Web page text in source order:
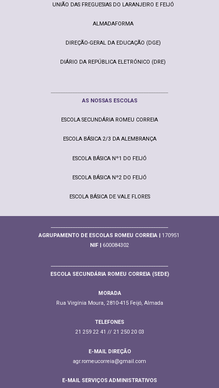
UNIÃO DAS FREGUESIAS DO LARANJEIRO E FEIJÓ
ALMADAFORMA
DIREÇÃO-GERAL DA EDUCAÇÃO (DGE)
DIÁRIO DA REPÚBLICA ELETRÓNICO (DRE)
AS NOSSAS ESCOLAS
ESCOLA SECUNDÁRIA ROMEU CORREIA
ESCOLA BÁSICA 2/3 DA ALEMBRANÇA
ESCOLA BÁSICA Nº1 DO FEIJÓ
ESCOLA BÁSICA Nº2 DO FEIJÓ
ESCOLA BÁSICA DE VALE FLORES
AGRUPAMENTO DE ESCOLAS ROMEU CORREIA | 170951
NIF | 600084302
ESCOLA SECUNDÁRIA ROMEU CORREIA (SEDE)
MORADA
Rua Virgínia Moura, 2810-415 Feijó, Almada
TELEFONES
21 259 22 41 // 21 250 20 03
E-MAIL DIREÇÃO
agr.romeucorreia@gmail.com
E-MAIL SERVIÇOS ADMINISTRATIVOS